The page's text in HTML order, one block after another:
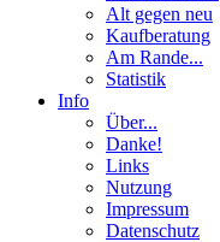
Alt gegen neu
Kaufberatung
Am Rande...
Statistik
Info
Über...
Danke!
Links
Nutzung
Impressum
Datenschutz